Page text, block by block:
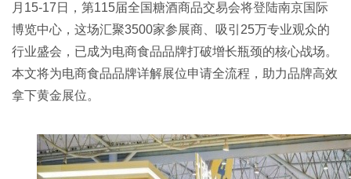
月15-17日，第115届全国糖酒商品交易会将登陆南京国际
博览中心，这场汇聚3500家参展商、吸引25万专业观众的
行业盛会，已成为电商食品品牌打破增长瓶颈的核心战场。
本文将为电商食品品牌详解展位申请全流程，助力品牌高效
拿下黄金展位。